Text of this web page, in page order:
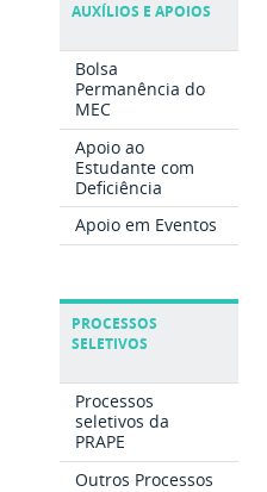
AUXÍLIOS E APOIOS
Bolsa
Permanência do
MEC
Apoio ao
Estudante com
Deficiência
Apoio em Eventos
PROCESSOS
SELETIVOS
Processos
seletivos da
PRAPE
Outros Processos